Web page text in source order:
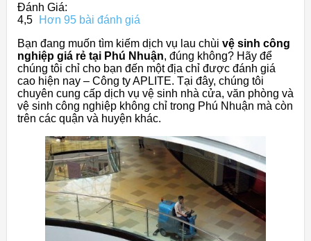
Đánh Giá:
4,5
Hơn 95 bài đánh giá
Bạn đang muốn tìm kiếm dịch vụ lau chùi vệ sinh công
nghiệp giá rẻ tại Phú Nhuận, đúng không? Hãy để
chúng tôi chỉ cho bạn đến một địa chỉ được đánh giá
cao hiện nay – Công ty APLITE. Tại đây, chúng tôi
chuyên cung cấp dịch vụ vệ sinh nhà cửa, văn phòng và
vệ sinh công nghiệp không chỉ trong Phú Nhuận mà còn
trên các quận và huyện khác.